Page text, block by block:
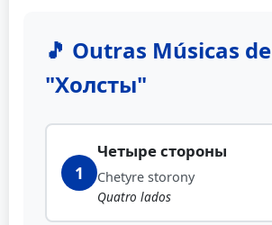
🎵 Outras Músicas de
"Холсты"
1
Четыре стороны
Chetyre storony
Quatro lados